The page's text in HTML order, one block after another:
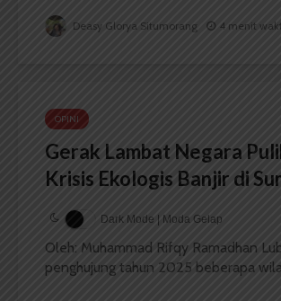
Deasy Glorya Situmorang 4 menit
OPINI
Gerak Lambat Negara
Krisis Ekologis Banjir di
Dark Mode | Moda Gelap
Oleh: Muhammad Rifqy Ramadhan
penghujung tahun 2025 beberapa